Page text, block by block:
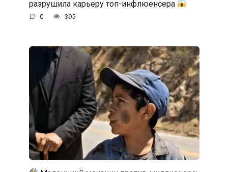
разрушила карьеру топ-инфлюенсера
0 395